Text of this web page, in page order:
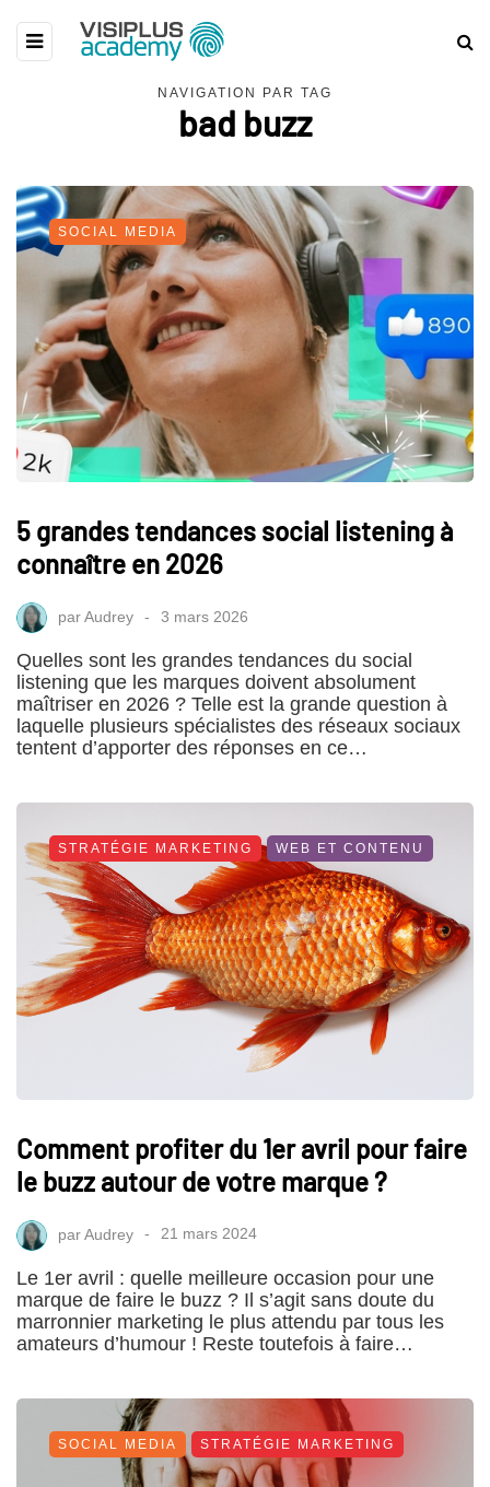
NAVIGATION PAR TAG
bad buzz
SOCIAL MEDIA
5 grandes tendances social listening à
connaître en 2026
parAudrey 3 mars 2026
Quelles sont les grandes tendances du social
listening que les marques doivent absolument
maîtriser en 2026 ? Telle est la grande question à
laquelle plusieurs spécialistes des réseaux sociaux
tentent d’apporter des réponses en ce…
STRATÉGIE MARKETING WEB ET CONTENU
Comment profiter du 1er avril pour faire
le buzz autour de votre marque ?
parAudrey 21 mars 2024
Le 1er avril : quelle meilleure occasion pour une
marque de faire le buzz ? Il s’agit sans doute du
marronnier marketing le plus attendu par tous les
amateurs d’humour ! Reste toutefois à faire…
SOCIAL MEDIA STRATÉGIE MARKETING